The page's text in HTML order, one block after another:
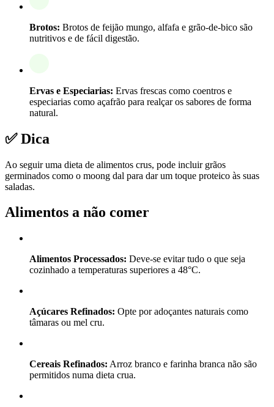
Brotos: Brotos de feijão mungo, alfafa e grão-de-bico são
nutritivos e de fácil digestão.
Ervas e Especiarias: Ervas frescas como coentros e
especiarias como açafrão para realçar os sabores de forma
natural.
✅ Dica
Ao seguir uma dieta de alimentos crus, pode incluir grãos
germinados como o moong dal para dar um toque proteico às suas
saladas.
Alimentos a não comer
Alimentos Processados: Deve-se evitar tudo o que seja
cozinhado a temperaturas superiores a 48°C.
Açúcares Refinados: Opte por adoçantes naturais como
tâmaras ou mel cru.
Cereais Refinados: Arroz branco e farinha branca não são
permitidos numa dieta crua.